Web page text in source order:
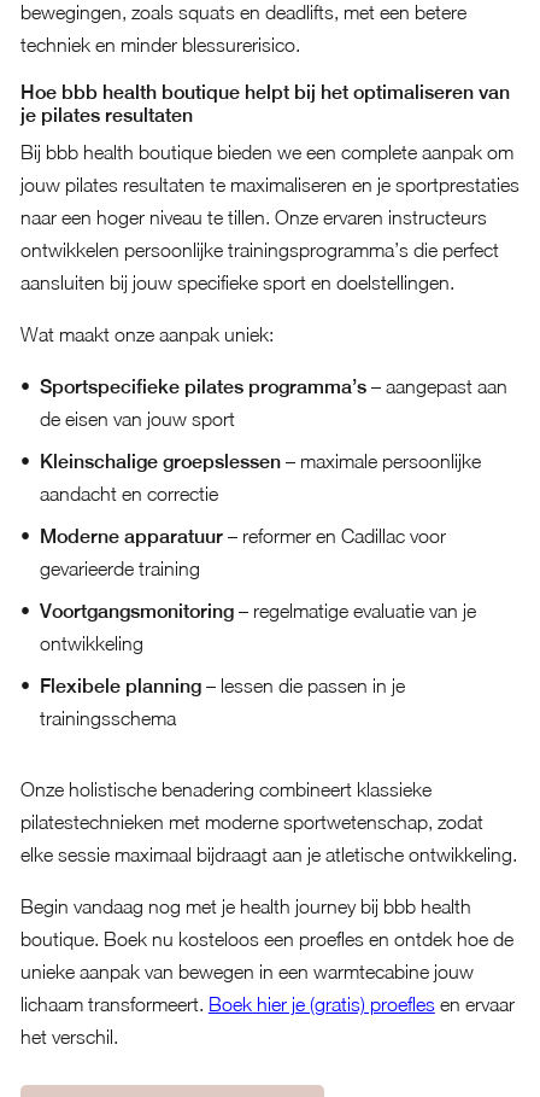
bewegingen, zoals squats en deadlifts, met een betere
techniek en minder blessurerisico.
Hoe bbb health boutique helpt bij het optimaliseren van
je pilates resultaten
Bij bbb health boutique bieden we een complete aanpak om
jouw pilates resultaten te maximaliseren en je sportprestaties
naar een hoger niveau te tillen. Onze ervaren instructeurs
ontwikkelen persoonlijke trainingsprogramma’s die perfect
aansluiten bij jouw specifieke sport en doelstellingen.
Wat maakt onze aanpak uniek:
Sportspecifieke pilates programma’s– aangepast aan
de eisen van jouw sport
Kleinschalige groepslessen– maximale persoonlijke
aandacht en correctie
Moderne apparatuur– reformer en Cadillac voor
gevarieerde training
Voortgangsmonitoring– regelmatige evaluatie van je
ontwikkeling
Flexibele planning– lessen die passen in je
trainingsschema
Onze holistische benadering combineert klassieke
pilatestechnieken met moderne sportwetenschap, zodat
elke sessie maximaal bijdraagt aan je atletische ontwikkeling.
Begin vandaag nog met je health journey bij bbb health
boutique. Boek nu kosteloos een proefles en ontdek hoe de
unieke aanpak van bewegen in een warmtecabine jouw
lichaam transformeert. Boek hier je (gratis) proeflesen ervaar
het verschil.